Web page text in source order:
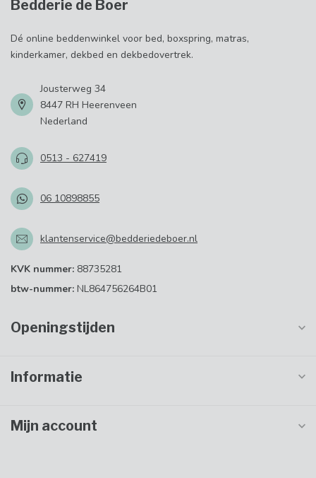
Bedderie de Boer
Dé online beddenwinkel voor bed, boxspring, matras,
kinderkamer, dekbed en dekbedovertrek.
Jousterweg 34
8447 RH Heerenveen
Nederland
0513 - 627419
06 10898855
klantenservice@bedderiedeboer.nl
KVK nummer: 88735281
btw-nummer: NL864756264B01
Openingstijden
Informatie
Mijn account